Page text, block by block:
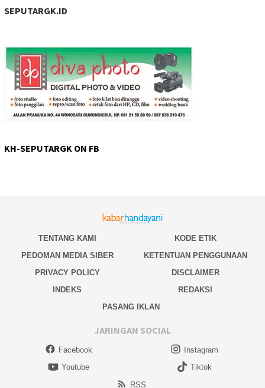
SEPUTARGK.ID
KH-SEPUTARGK ON FB
TENTANG KAMI
KODE ETIK
PEDOMAN MEDIA SIBER
KETENTUAN PENGGUNAAN
PRIVACY POLICY
DISCLAIMER
INDEKS
REDAKSI
PASANG IKLAN
JARINGAN SOCIAL
Facebook
Instagram
Youtube
Tiktok
RSS